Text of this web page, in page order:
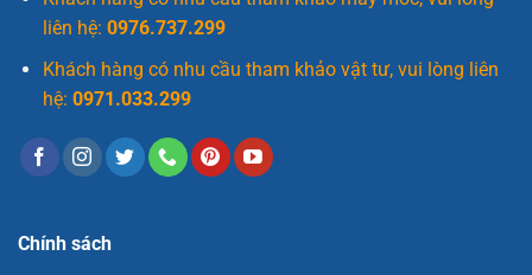
liên hệ: 0976.737.299
Khách hàng có nhu cầu tham khảo vật tư, vui lòng liên
hệ: 0971.033.299
Chính sách